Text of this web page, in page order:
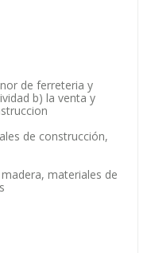
de ferreteria y
b) la venta y
de construcción,
materiales de